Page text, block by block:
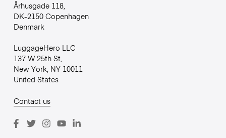
Århusgade 118,
DK-2150 Copenhagen
Denmark
LuggageHero LLC
137 W 25th St,
New York, NY 10011
United States
Contact us